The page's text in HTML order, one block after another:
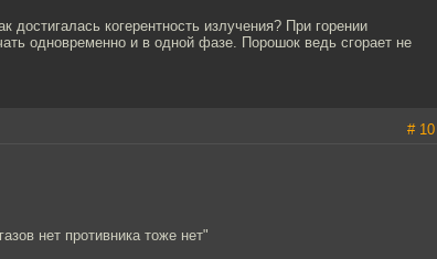
достигалась когерентность излучения? При горении
одновременно и в одной фазе. Порошок ведь сгорает не
# 10
нет противника тоже нет"